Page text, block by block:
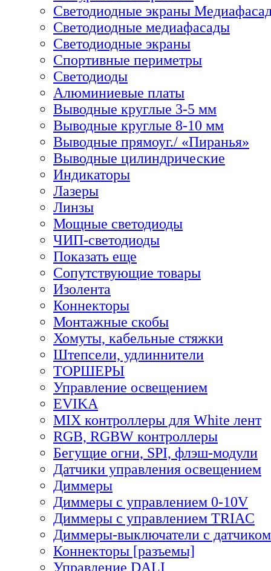
Светодиодные экраны
Светодиодные медиафасады
Светодиодные экраны
Спортивные периметры
Светодиоды
Алюминиевые платы
Выводные круглые 3-5 мм
Выводные круглые 8-10 мм
Выводные прямоуг./ «Пиранья»
Выводные цилиндрические
Индикаторы
Лазеры
Линзы
Мощные светодиоды
ЧИП-светодиоды
Показать еще
Сопутствующие товары
Изолента
Коннекторы
Монтажные скобы
Хомуты, кабельные стяжки
Штепсели, удлиннители
ТОРШЕРЫ
Управление освещением
EVIKA
MIX контроллеры для White лент
RGB, RGBW контроллеры
Бегущие огни, SPI, флэш-модули
Датчики управления освещением
Диммеры
Диммеры с управлением 0-10V
Диммеры с управлением TRIAC
Диммеры-выключатели с датчиком
Коннекторы [разъемы]
Управление DALI